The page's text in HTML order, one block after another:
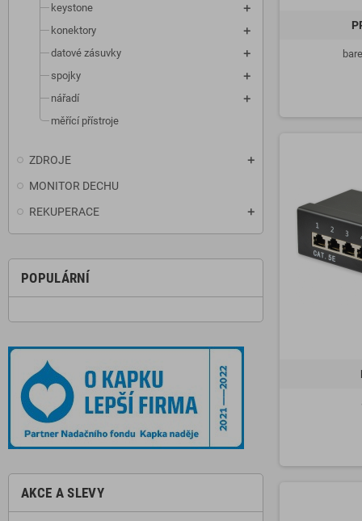
keystone
konektory
datové zásuvky
spojky
nářadí
měřící přístroje
ZDROJE
MONITOR DECHU
REKUPERACE
POPULÁRNÍ
AKCE A SLEVY